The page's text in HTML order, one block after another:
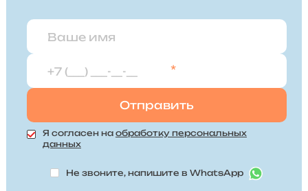
*
Я согласен на обработку персональных
данных
Не звоните, напишите в WhatsApp